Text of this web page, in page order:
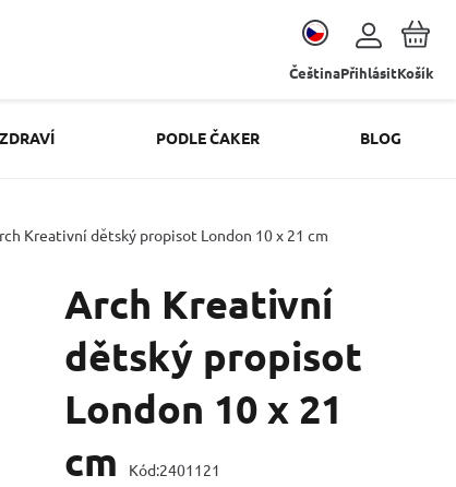
ČeštinaPřihlásitKošík
PODLE ČAKER BLOG
Kreativní dětský propisot London 10 x 21 cm
Arch Kreativní
dětský propisot
London 10 x 21
cm
Kód:2401121